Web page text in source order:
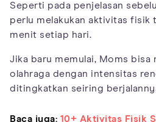
Seperti pada penjelasan
perlu melakukan aktivitas fisik
menit setiap hari.
Jika baru memulai, Moms bisa
olahraga dengan intensitas
ditingkatkan seiring
Baca juga: 10+ Aktivitas Fisik